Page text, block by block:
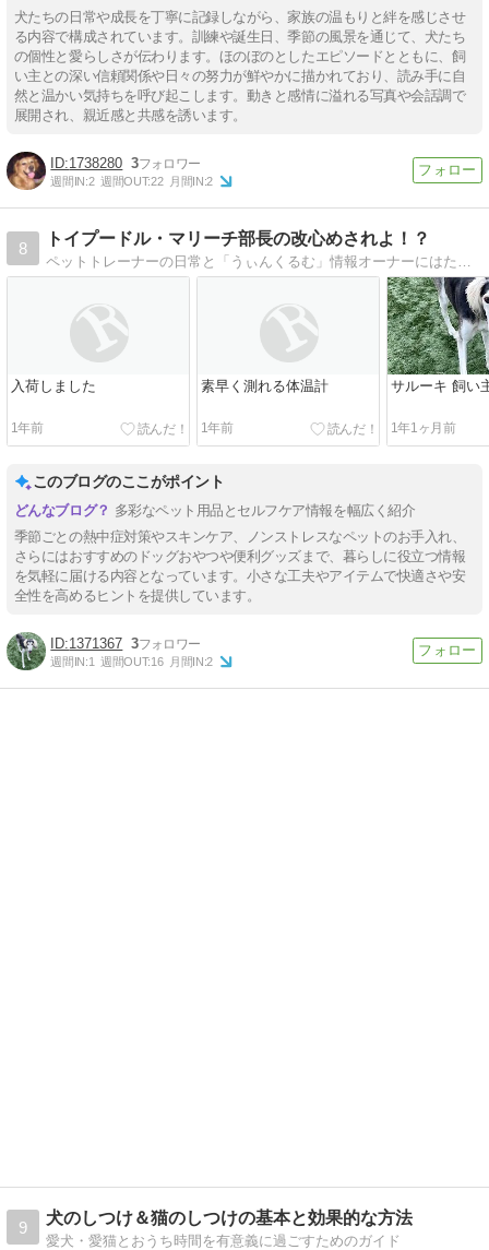
犬たちの日常や成長を丁寧に記録しながら、家族の温もりと絆を感じさせ
る内容で構成されています。訓練や誕生日、季節の風景を通じて、犬たち
の個性と愛らしさが伝わります。ほのぼのとしたエピソードとともに、飼
い主との深い信頼関係や日々の努力が鮮やかに描かれており、読み手に自
然と温かい気持ちを呼び起こします。動きと感情に溢れる写真や会話調で
展開され、親近感と共感を誘います。
1738280 3
週間IN:2 週間OUT:22 月間IN:2
8
トイプードル・マリーチ部長の改心めされよ！？
入荷しました
1年前
素早く測れる体温計
1年前
サルーキ 飼い
1年1ヶ月前
このブログのここがポイント
多彩なペット用品とセルフケア情報を幅広く紹介
季節ごとの熱中症対策やスキンケア、ノンストレスなペットのお手入れ、
さらにはおすすめのドッグおやつや便利グッズまで、暮らしに役立つ情報
を気軽に届ける内容となっています。小さな工夫やアイテムで快適さや安
全性を高めるヒントを提供しています。
1371367 3
週間IN:1 週間OUT:16 月間IN:2
9
犬のしつけ＆猫のしつけの基本と効果的な方法
愛犬・愛猫とおうち時間を有意義に過ごすためのガイド